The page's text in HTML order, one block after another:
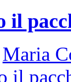
il
Maria